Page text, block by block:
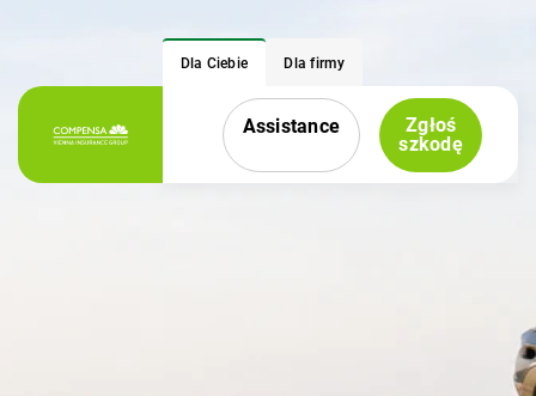
Dla Ciebie Dla firmy
Menu nawigacyjne
Assistance
Zgłoś
szkodę